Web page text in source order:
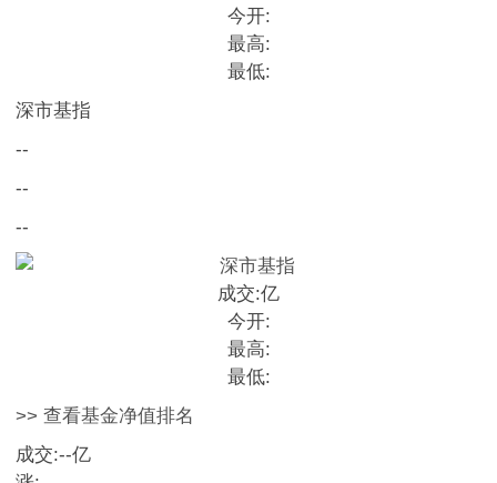
今开:
最高:
最低:
深市基指
--
--
--
成交:亿
今开:
最高:
最低:
>> 查看基金净值排名
成交:--亿